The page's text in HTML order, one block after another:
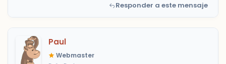
Responder a este mensaje
Paul
Webmaster